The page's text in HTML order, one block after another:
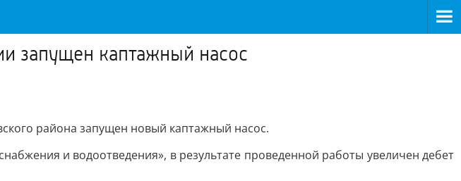
запущен каптажный насос
района запущен новый каптажный насос.
и водоотведения», в результате проведенной работы увеличен дебет